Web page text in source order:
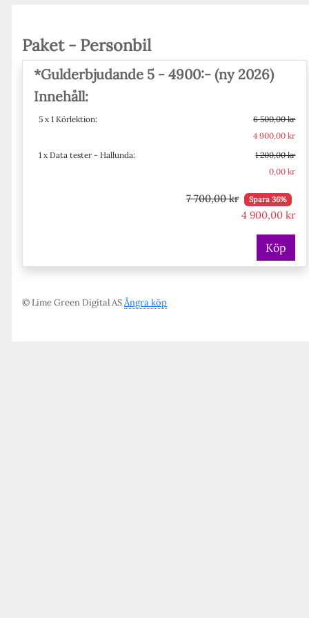
Paket - Personbil
*Gulderbjudande 5 - 4900:- (ny 2026)
Innehåll:
5 x 1 Körlektion:
6 500,00 kr
4 900,00 kr
1 x Data tester - Hallunda:
1 200,00 kr
0,00 kr
7 700,00 kr Spara 36%
4 900,00 kr
Köp
© Lime Green Digital ASÅngra köp